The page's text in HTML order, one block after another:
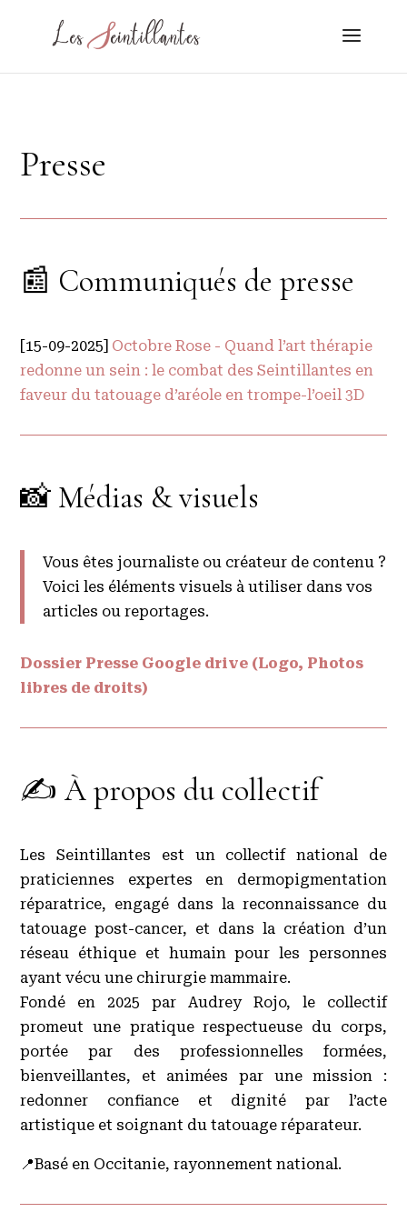
Presse
📰 Communiqués de presse
[15-09-2025] Octobre Rose - Quand l’art thérapie
redonne un sein : le combat des Seintillantes en
faveur du tatouage d’aréole en trompe-l’oeil 3D
📸 Médias & visuels
Vous êtes journaliste ou créateur de contenu ?
Voici les éléments visuels à utiliser dans vos
articles ou reportages.
Dossier Presse Google drive (Logo, Photos
libres de droits)
✍️ À propos du collectif
Les Seintillantes est un collectif national de
praticiennes expertes en dermopigmentation
réparatrice, engagé dans la reconnaissance du
tatouage post-cancer, et dans la création d’un
réseau éthique et humain pour les personnes
ayant vécu une chirurgie mammaire.
Fondé en 2025 par Audrey Rojo, le collectif
promeut une pratique respectueuse du corps,
portée par des professionnelles formées,
bienveillantes, et animées par une mission :
redonner confiance et dignité par l’acte
artistique et soignant du tatouage réparateur.
📍Basé en Occitanie, rayonnement national.